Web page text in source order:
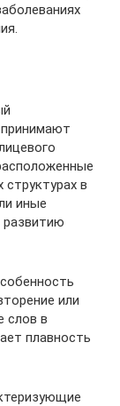
в
иные
развитию
или
слов в
плавность